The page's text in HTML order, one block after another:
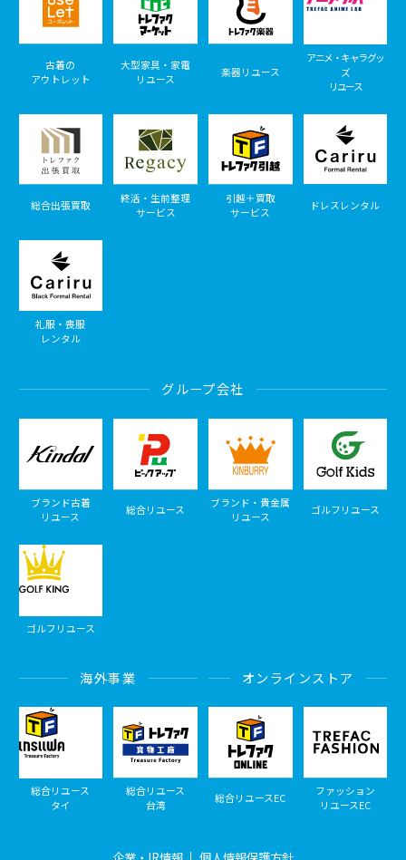
古着の
アウトレット
大型家具・家電
リユース
楽器リユース
アニメ・キャラグッ
ズ
リユース
総合出張買取
終活・生前整理
サービス
引越＋買取
サービス
ドレスレンタル
礼服・喪服
レンタル
グループ会社
ブランド古着
リユース
総合リユース
ブランド・貴金属
リユース
ゴルフリユース
ゴルフリユース
海外事業
総合リユース
タイ
総合リユース
台湾
オンラインストア
総合リユースEC
ファッション
リユースEC